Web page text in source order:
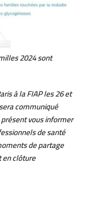
2024 sont
à la FIAP les 26 et
communiqué
vous informer
de santé
de partage
clôture